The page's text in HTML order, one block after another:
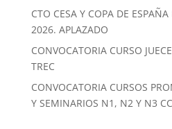
CTO CESA Y COPA DE ESPAÑA
2026. APLAZADO
CONVOCATORIA CURSO
TREC
CONVOCATORIA CURSOS
Y SEMINARIOS N1, N2 Y N3